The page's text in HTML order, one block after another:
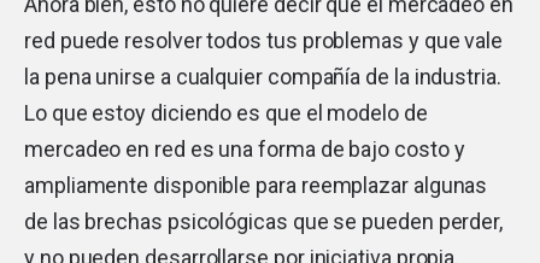
red puede resolver todos tus problemas y que vale
la pena unirse a cualquier compañía de la industria.
Lo que estoy diciendo es que el modelo de
mercadeo en red es una forma de bajo costo y
ampliamente disponible para reemplazar algunas
de las brechas psicológicas que se pueden perder,
y no pueden desarrollarse por iniciativa propia.